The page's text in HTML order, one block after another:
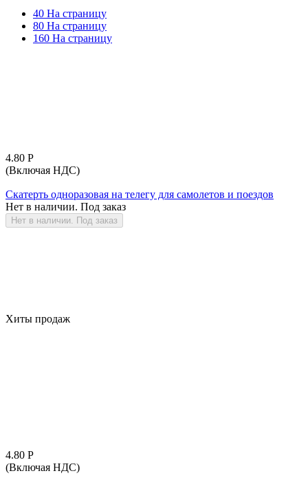
40 На страницу
80 На страницу
160 На страницу
4.80 Р
(Включая НДС)
Скатерть одноразовая на телегу для самолетов и поездов
Нет в наличии. Под заказ
Нет в наличии. Под заказ
Хиты продаж
4.80 Р
(Включая НДС)